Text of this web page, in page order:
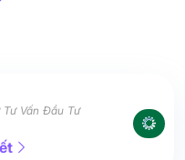
Vấn Đầu Tư